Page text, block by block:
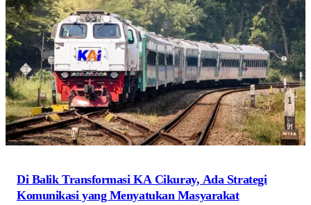
Di Balik Transformasi KA Cikuray, Ada Strategi
Komunikasi yang Menyatukan Masyarakat